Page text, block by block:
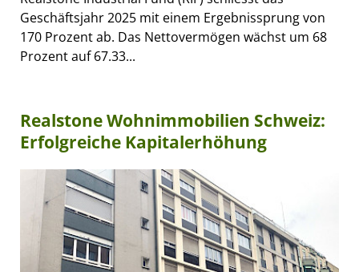
Geschäftsjahr 2025 mit einem Ergebnissprung von
170 Prozent ab. Das Nettovermögen wächst um 68
Prozent auf 67.33...
Realstone Wohnimmobilien Schweiz:
Erfolgreiche Kapitalerhöhung